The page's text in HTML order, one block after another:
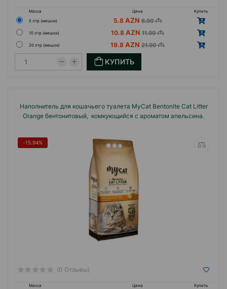
Масса Цена
Купить
5 лтр (мешок)
5.8 6.90
10 лтр (мешок) 10.8 11.90
20 лтр (мешок) 19.8 21.90
КУПИТЬ
Наполнитель для кошачьего туалета MyCat Bentonite Cat Litter
Orange бентонитовый, комкующийся с ароматом апельсина.
-15.94%
(0 Отзывы)
Масса Цена
Купить